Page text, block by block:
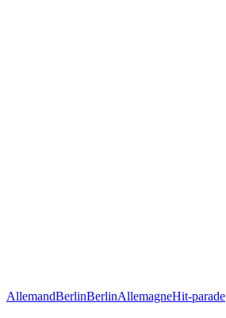
AllemandBerlinBerlinAllemagneHit-parade